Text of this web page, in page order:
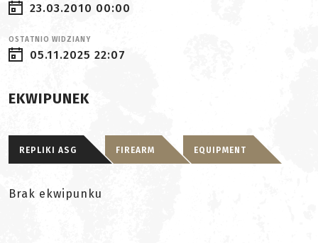
23.03.2010 00:00
OSTATNIO WIDZIANY
05.11.2025 22:07
EKWIPUNEK
REPLIKI ASG FIREARM EQUIPMENT
Brak ekwipunku